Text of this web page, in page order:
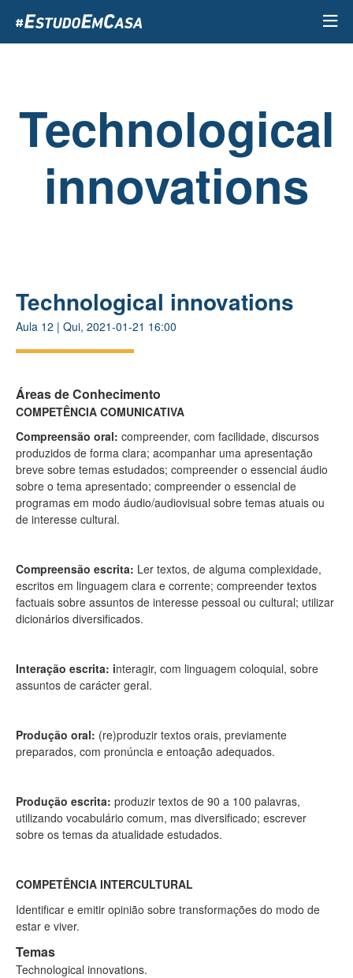
para
o
Technological
innovations
Technological innovations
Aula 12 | Qui, 2021-01-21 16:00
Áreas de Conhecimento
COMPETÊNCIA COMUNICATIVA
Compreensão oral: compreender, com facilidade, discursos
produzidos de forma clara; acompanhar uma apresentação
breve sobre temas estudados; compreender o essencial áudio
sobre o tema apresentado; compreender o essencial de
programas em modo áudio/audiovisual sobre temas atuais ou
de interesse cultural.
Compreensão escrita: Ler textos, de alguma complexidade,
escritos em linguagem clara e corrente; compreender textos
factuais sobre assuntos de interesse pessoal ou cultural; utilizar
dicionários diversificados.
Interação escrita: interagir, com linguagem coloquial, sobre
assuntos de carácter geral.
Produção oral: (re)produzir textos orais, previamente
preparados, com pronúncia e entoação adequados.
Produção escrita: produzir textos de 90 a 100 palavras,
utilizando vocabulário comum, mas diversificado; escrever
sobre os temas da atualidade estudados.
COMPETÊNCIA INTERCULTURAL
Identificar e emitir opinião sobre transformações do modo de
estar e viver.
Temas
Technological innovations.